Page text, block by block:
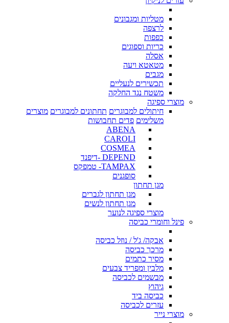
מטליות ומגבונים
לרצפה
כפפות
כריות וספוגים
אסלה
מטאטא ויעה
מגבים
תכשירים לנעליים
משטח נגד החלקה
מוצרי ספיגה
חיתולים למבוגרים תחתונים למבוגרים מוצרים
משלימים פדים תחבושות
ABENA
CAROLI
COSMEA
DEPEND -דיפנד
TAMPAX- טמפקס
סופגנים
מגן תחתון
מגן תחתון לגברים
מגן תחתון לנשים
מוצרי ספיגה לנוער
פינל וחומרי כביסה
אבקה/ ג'ל / נוזל כביסה
מרכך כביסה
מסיר כתמים
מלבין ומפריד צבעים
מבשמים לכביסה
גיהוץ
כביסה ביד
עזרים לכביסה
מוצרי נייר